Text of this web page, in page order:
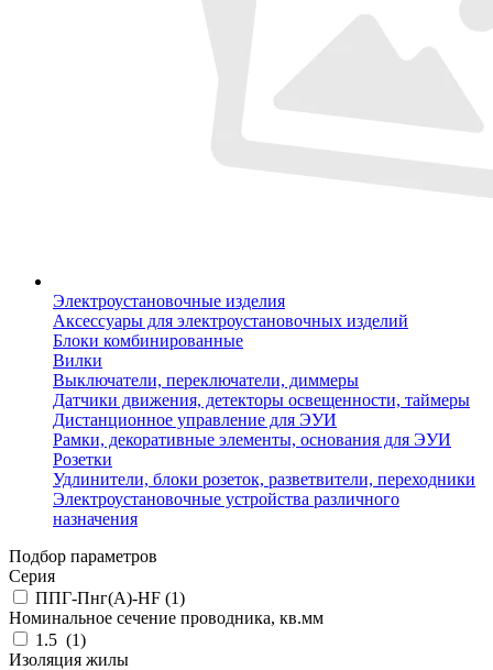
Электроустановочные изделия
Аксессуары для электроустановочных изделий
Блоки комбинированные
Вилки
Выключатели, переключатели, диммеры
Датчики движения, детекторы освещенности, таймеры
Дистанционное управление для ЭУИ
Рамки, декоративные элементы, основания для ЭУИ
Розетки
Удлинители, блоки розеток, разветвители, переходники
Электроустановочные устройства различного
назначения
Подбор параметров
Серия
ППГ-Пнг(А)-HF (1)
Номинальное сечение проводника, кв.мм
1.5 (1)
Изоляция жилы